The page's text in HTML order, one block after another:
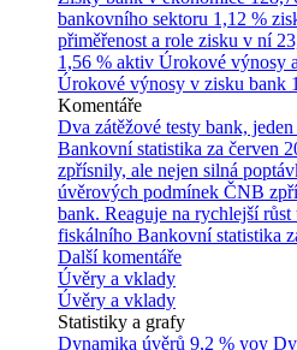
bankovního sektoru 1,12 %
přiměřenost a role zisku v ní
1,56 % aktiv Úrokové výnosy
Úrokové výnosy v zisku bank
Komentáře
Dva zátěžové testy bank,
Bankovní statistika za červen
zpřísnily, ale nejen silná
úvěrových podmínek ČNB
bank. Reaguje na rychlejší
fiskálního Bankovní statistika
Další komentáře
Úvěry a vklady
Úvěry a vklady
Statistiky a grafy
Dynamika úvěrů 9,2 % yoy